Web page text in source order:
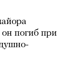
погиб при